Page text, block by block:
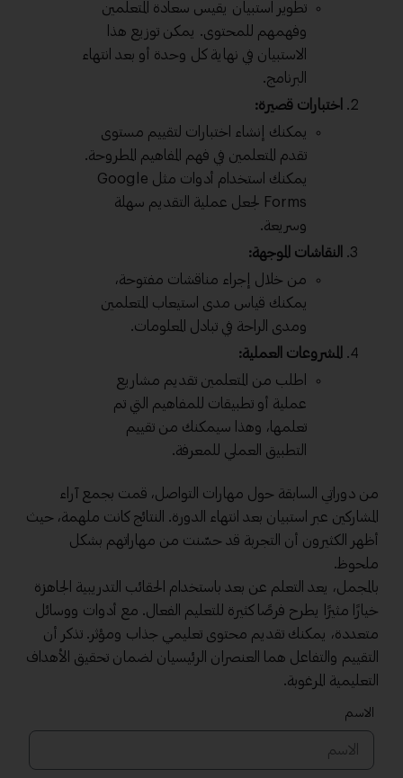
تطوير استبيان يقيس سعادة المتعلمين
وفهمهم للمحتوى. يمكن توزيع هذا
الاستبيان في نهاية كل وحدة أو بعد انتهاء
البرنامج.
اختبارات قصيرة:
يمكنك إنشاء اختبارات لتقييم مستوى
تقدم المتعلمين في فهم المفاهيم المطروحة.
يمكنك استخدام أدوات مثل Google
Forms لجعل عملية التقديم سهلة
وسريعة.
النقاشات الموجهة:
من خلال إجراء مناقشات مفتوحة،
يمكنك قياس مدى استيعاب المتعلمين
ومدى الراحة في تبادل المعلومات.
المشروعات العملية:
اطلب من المتعلمين تقديم مشاريع
عملية أو تطبيقات للمفاهيم التي تم
تعلمها، وهذا سيمكنك من تقييم
التطبيق العملي للمعرفة.
من دوراتي السابقة حول مهارات التواصل، قمت بجمع آراء
المشاركين عبر استبيان بعد انتهاء الدورة. النتائج كانت ملهمة، حيث
أظهر الكثيرون أن التجربة قد حسّنت من مهاراتهم بشكل
ملحوظ.
بالمجمل، يعد التعلم عن بعد باستخدام الحقائب التدريبية الجاهزة
خيارًا مثيرًا يطرح فرصًا كثيرة للتعليم الفعال. مع أدوات ووسائل
متعددة، يمكنك تقديم محتوى تعليمي جذاب ومؤثر. تذكر أن
التقييم والتفاعل هما العنصران الرئيسيان لضمان تحقيق الأهداف
التعليمية المرغوبة.
الاسم